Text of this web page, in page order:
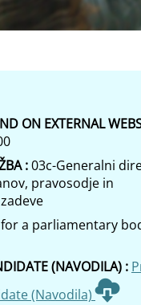
ON EXTERNAL
:03c-Generalni
pravosodje in
a parliamentary
(NAVODILA) :
(Navodila)